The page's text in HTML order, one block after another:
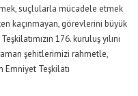
suçlularla mücadele etmek
kaçınmayan, görevlerini büyük
176. kuruluş yılını
şehitlerimizi rahmetle,
Emniyet Teşkilatı